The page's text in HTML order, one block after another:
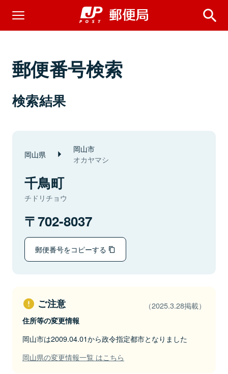
郵便番号検索
検索結果
岡山県 岡山市
オカヤマシ
千鳥町
チドリチョウ
702-8037
郵便番号をコピーする
ご注意 （2025.3.28掲載）
住所等の変更情報
岡山市は2009.04.01から政令指定都市となりました
岡山県の変更情報一覧 はこちら